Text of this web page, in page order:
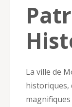
La ville de
historiques,